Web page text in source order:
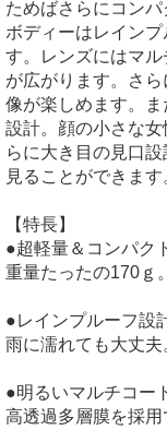
ためばさらにコンパ
ボディーはレイン
す。レンズにはマ
が広がります。さ
像が楽しめます。
設計。顔の小さな
らに大き目の見口
見ることができます
【特長】
●超軽量＆コンパク
重量たったの170ｇ
●レインプルーフ設
雨に濡れても大丈夫
●明るいマルチコー
高透過多層膜を採